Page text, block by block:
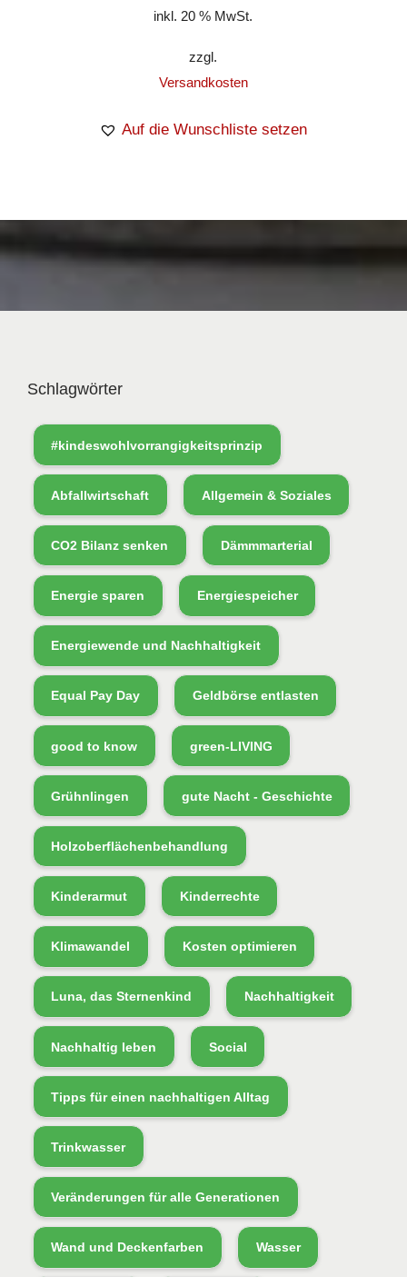
inkl. 20 % MwSt.
zzgl.
Versandkosten
Auf die Wunschliste setzen
Schlagwörter
#kindeswohlvorrangigkeitsprinzip
Abfallwirtschaft Allgemein & Soziales
CO2 Bilanz senken Dämmmarterial
Energie sparen Energiespeicher
Energiewende und Nachhaltigkeit
Equal Pay Day Geldbörse entlasten
good to know green-LIVING
Grühnlingen gute Nacht - Geschichte
Holzoberflächenbehandlung
Kinderarmut Kinderrechte
Klimawandel Kosten optimieren
Luna, das Sternenkind Nachhaltigkeit
Nachhaltig leben Social
Tipps für einen nachhaltigen Alltag
Trinkwasser
Veränderungen für alle Generationen
Wand und Deckenfarben Wasser